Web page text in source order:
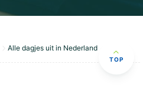
Alle dagjes uit in Nederland
TOP